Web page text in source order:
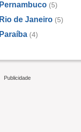
Pernambuco (5)
Rio de Janeiro (5)
Paraíba (4)